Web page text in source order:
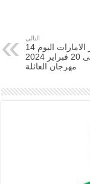
التالي
عروض كارفور الامارات اليوم 14
فبراير حتى 20 فبراير 2024
مهرجان العائلة